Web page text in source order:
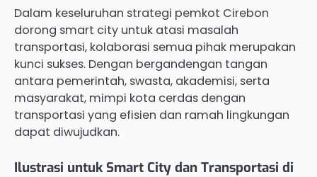
Dalam keseluruhan strategi pemkot Cirebon
dorong smart city untuk atasi masalah
transportasi, kolaborasi semua pihak merupakan
kunci sukses. Dengan bergandengan tangan
antara pemerintah, swasta, akademisi, serta
masyarakat, mimpi kota cerdas dengan
transportasi yang efisien dan ramah lingkungan
dapat diwujudkan.
Ilustrasi untuk Smart City dan Transportasi di